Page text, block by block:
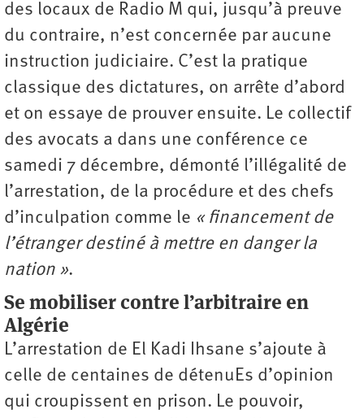
des locaux de Radio M qui, jusqu’à preuve
du contraire, n’est concernée par aucune
instruction judiciaire. C’est la pratique
classique des dictatures, on arrête d’abord
et on essaye de prouver ensuite. Le collectif
des avocats a dans une conférence ce
samedi 7 décembre, démonté l’illégalité de
l’arrestation, de la procédure et des chefs
d’inculpation comme le « financement de
l’étranger destiné à mettre en danger la
nation ».
Se mobiliser contre l’arbitraire en
Algérie
L’arrestation de El Kadi Ihsane s’ajoute à
celle de centaines de détenuEs d’opinion
qui croupissent en prison. Le pouvoir,